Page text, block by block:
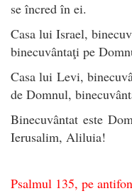
se încred în ei.
Casa lui Israel,
binecuvântaţi pe
Casa lui Levi,
de Domnul,
Binecuvântat este
Ierusalim, Aliluia!
Psalmul 135, pe